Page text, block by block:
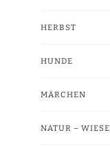
HERBST
HUNDE
MÄRCHEN
NATUR – WIESE